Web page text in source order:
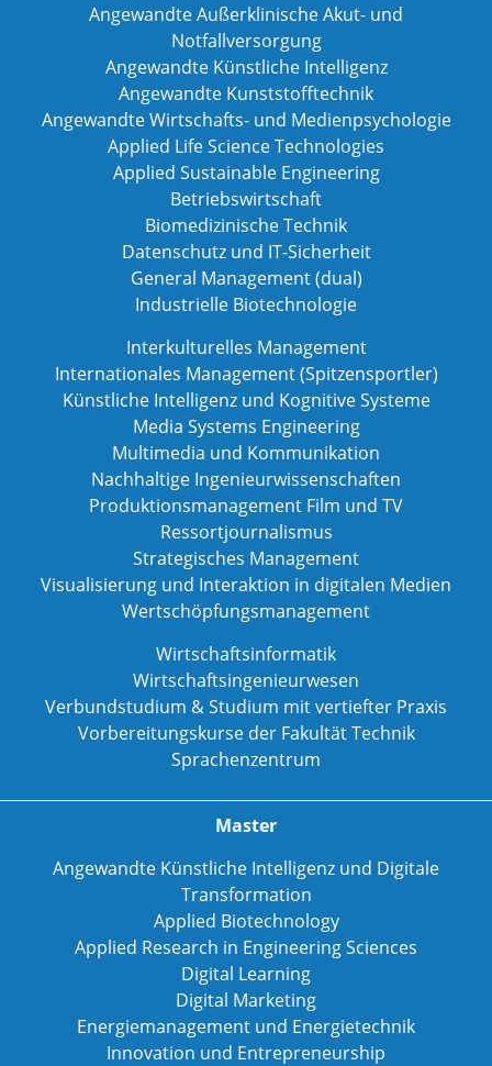
Angewandte Außerklinische Akut- und
Notfallversorgung
Angewandte Künstliche Intelligenz
Angewandte Kunststofftechnik
Angewandte Wirtschafts- und Medienpsychologie
Applied Life Science Technologies
Applied Sustainable Engineering
Betriebswirtschaft
Biomedizinische Technik
Datenschutz und IT-Sicherheit
General Management (dual)
Industrielle Biotechnologie
Interkulturelles Management
Internationales Management (Spitzensportler)
Künstliche Intelligenz und Kognitive Systeme
Media Systems Engineering
Multimedia und Kommunikation
Nachhaltige Ingenieurwissenschaften
Produktionsmanagement Film und TV
Ressortjournalismus
Strategisches Management
Visualisierung und Interaktion in digitalen Medien
Wertschöpfungsmanagement
Wirtschaftsinformatik
Wirtschaftsingenieurwesen
Verbundstudium & Studium mit vertiefter Praxis
Vorbereitungskurse der Fakultät Technik
Sprachenzentrum
Master
Angewandte Künstliche Intelligenz und Digitale
Transformation
Applied Biotechnology
Applied Research in Engineering Sciences
Digital Learning
Digital Marketing
Energiemanagement und Energietechnik
Innovation und Entrepreneurship